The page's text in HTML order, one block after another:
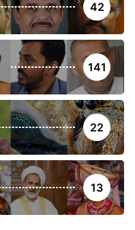
42
141
22
13